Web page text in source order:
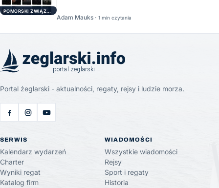
POMORSKI ZWIĄZEK ŻEGLARSKI
Adam Mauks · 1 min czytania
Portal żeglarski - aktualności, regaty, rejsy i ludzie morza.
SERWIS
Kalendarz wydarzeń
Charter
Wyniki regat
Katalog firm
WIADOMOŚCI
Wszystkie wiadomości
Rejsy
Sport i regaty
Historia